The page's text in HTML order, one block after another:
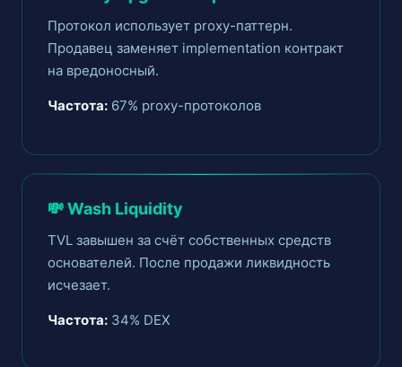
Протокол использует proxy-паттерн.
Продавец заменяет implementation контракт
на вредоносный.
Частота: 67% proxy-протоколов
💸 Wash Liquidity
TVL завышен за счёт собственных средств
основателей. После продажи ликвидность
исчезает.
Частота: 34% DEX